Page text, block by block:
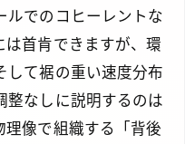
ルでのコヒーレントな
首肯できますが、環
して裾の重い速度分布
整なしに説明するのは
像で組織する「背後